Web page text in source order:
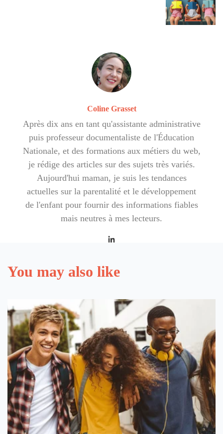
Coline Grasset
Après dix ans en tant qu'assistante administrative
puis professeur documentaliste de l'Éducation
Nationale, et des formations aux métiers du web,
je rédige des articles sur des sujets très variés.
Aujourd'hui maman, je suis les tendances
actuelles sur la parentalité et le développement
de l'enfant pour fournir des informations fiables
mais neutres à mes lecteurs.
You may also like